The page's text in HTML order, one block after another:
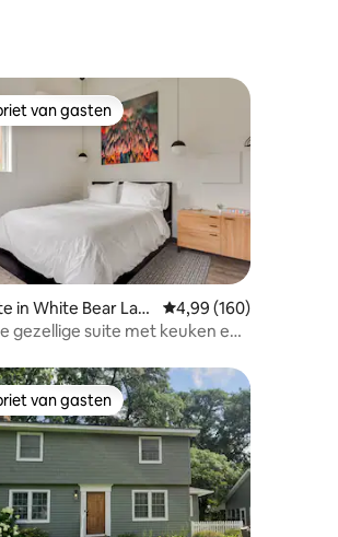
van 4,86 op 5, 288 recensies
van gasten
van gasten
in White Bear Lak
Gemiddelde
4,99 (160)
gezellige suite met keuken en
van gasten
van gasten